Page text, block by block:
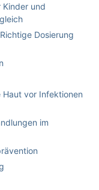
Kinder und
Dosierung
vor Infektionen
im